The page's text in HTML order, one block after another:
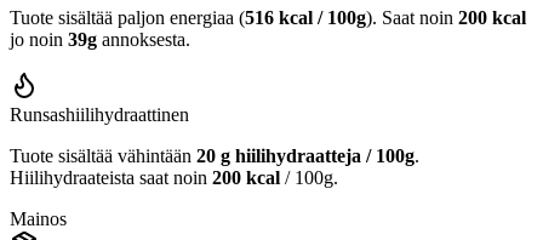
Tuote sisältää paljon energiaa (516 kcal / 100g). Saat noin 200 kcal
jo noin 39g annoksesta.
Runsashiilihydraattinen
Tuote sisältää vähintään 20 g hiilihydraatteja / 100g.
Hiilihydraateista saat noin 200 kcal / 100g.
Mainos